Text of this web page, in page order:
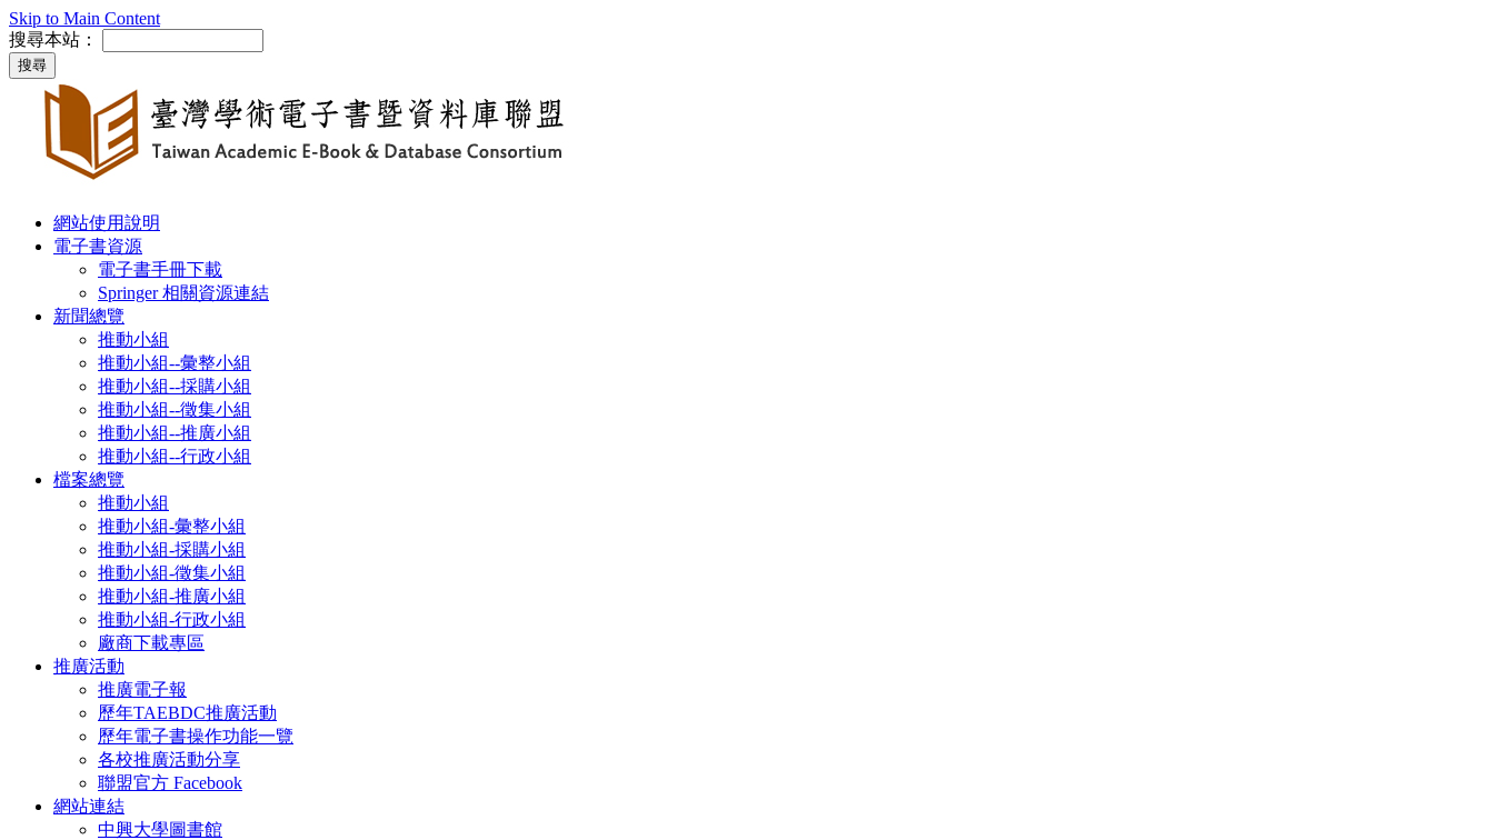
Skip to Main Content
搜尋本站：
網站使用說明
電子書資源
電子書手冊下載
Springer 相關資源連結
新聞總覽
推動小組
推動小組--彙整小組
推動小組--採購小組
推動小組--徵集小組
推動小組--推廣小組
推動小組--行政小組
檔案總覽
推動小組
推動小組-彙整小組
推動小組-採購小組
推動小組-徵集小組
推動小組-推廣小組
推動小組-行政小組
廠商下載專區
推廣活動
推廣電子報
歷年TAEBDC推廣活動
歷年電子書操作功能一覽
各校推廣活動分享
聯盟官方 Facebook
網站連結
中興大學圖書館